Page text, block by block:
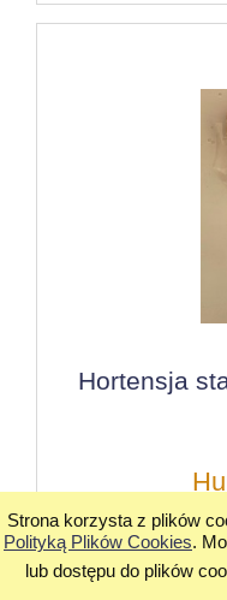
Strona korzysta z plików
Polityką Plików Cookies.
lub dostępu do plików
Hortensja
Cena